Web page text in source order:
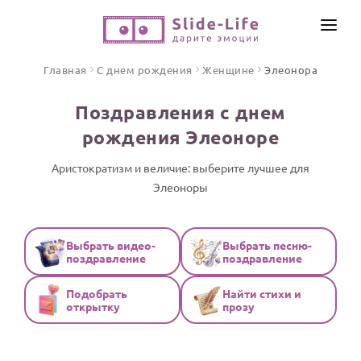
ПО ФОРМАТУ
Видео поздравления
Песни поздравления
Стихи и тексты
ПРАЗДНИКИ
С Днем рождения
ИНСТРУМЕНТЫ
ОТЗЫВЫ
Главная С днем рождения Женщине Элеонора
Поздравления с днем
рождения Элеоноре
Аристократизм и величие: выберите лучшее для
Элеоноры
Выбрать видео-
поздравление
Выбрать песню-
поздравление
Подобрать
открытку
Найти стихи и
прозу